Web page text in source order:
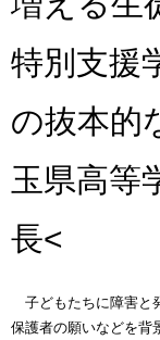
特別支援
の抜本的
玉県高等
長<
子どもたちに障害と
保護者の願いなどを背